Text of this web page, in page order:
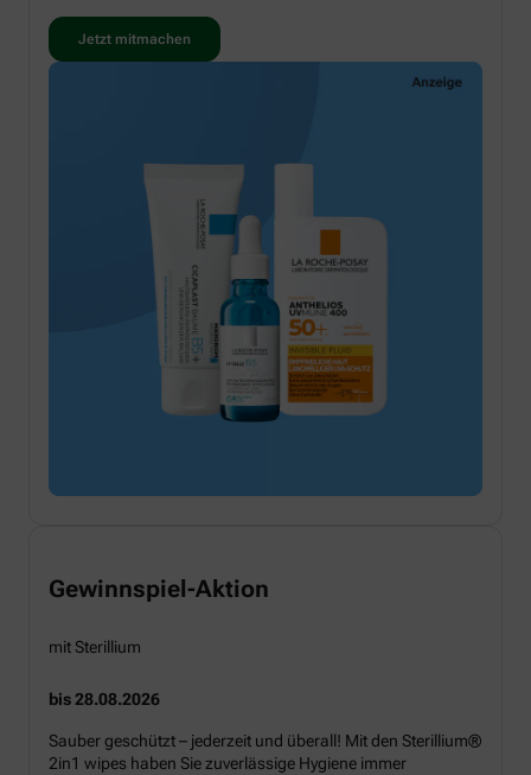
Jetzt mitmachen
Gewinnspiel-Aktion
mit Sterillium
bis 28.08.2026
Sauber geschützt – jederzeit und überall! Mit den Sterillium®
2in1 wipes haben Sie zuverlässige Hygiene immer